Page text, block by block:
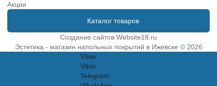
Акции
Каталог товаров
Создание сайтов Website18.ru
Эстетика - магазин напольных покрытий в Ижевске © 2026
Viber
Viber
Telegram